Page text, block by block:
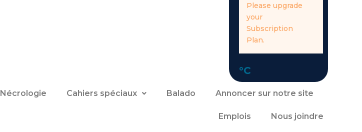
Please upgrade
your
Subscription
Plan.
°C
Nécrologie Cahiers spéciaux Balado Annoncer sur notre site
Emplois Nous joindre